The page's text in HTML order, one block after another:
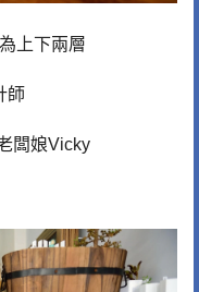
上下兩層
師
闆娘Vicky